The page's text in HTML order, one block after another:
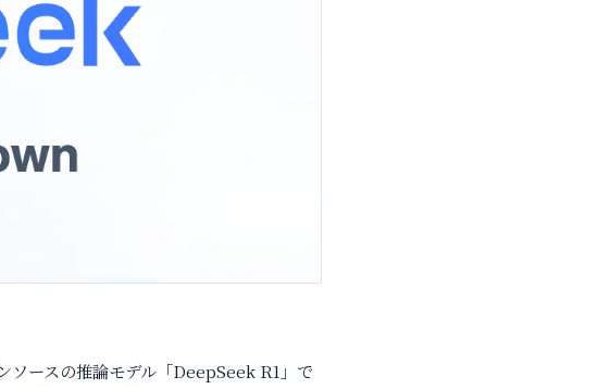
ソースの推論モデル「DeepSeek R1」で